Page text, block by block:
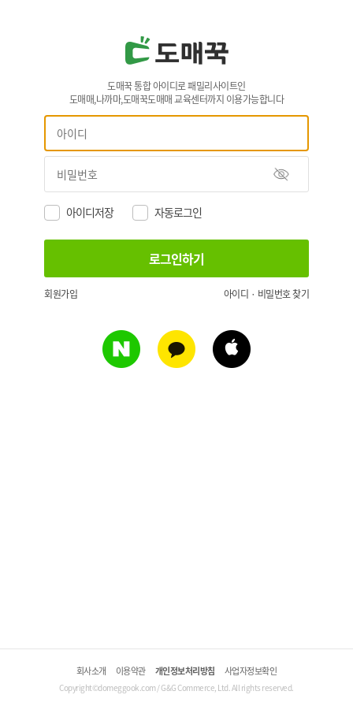
도매꾹 통합 아이디로 패밀리사이트인
도매매,나까마,도매꾹도매매 교육센터까지 이용가능합니다
아이디저장 자동로그인
회원가입 아이디 · 비밀번호 찾기
회사소개 이용약관 개인정보처리방침 사업자정보확인
Copyright©domeggook.com / G&G Commerce, Ltd. All rights reserved.